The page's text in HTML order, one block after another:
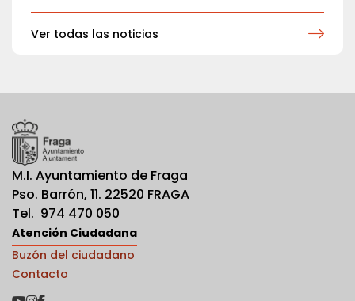
Ver todas las noticias
M.I. Ayuntamiento de Fraga
Pso. Barrón, 11. 22520 FRAGA
Tel. 974 470 050
Atención Ciudadana
Buzón del ciudadano
Contacto